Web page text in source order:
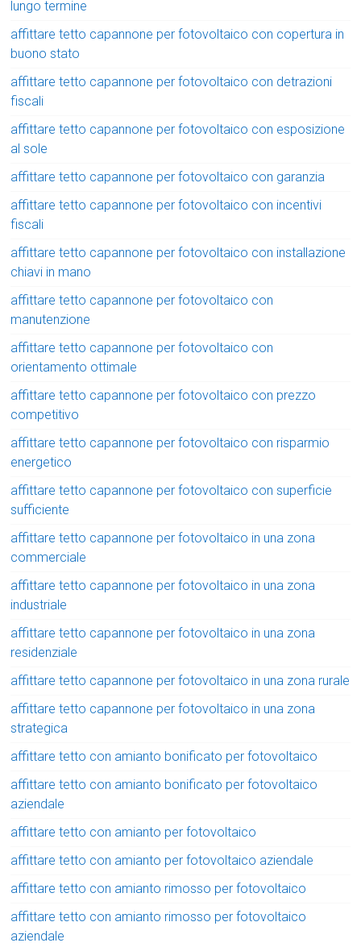
lungo termine
affittare tetto capannone per fotovoltaico con copertura in
buono stato
affittare tetto capannone per fotovoltaico con detrazioni
fiscali
affittare tetto capannone per fotovoltaico con esposizione
al sole
affittare tetto capannone per fotovoltaico con garanzia
affittare tetto capannone per fotovoltaico con incentivi
fiscali
affittare tetto capannone per fotovoltaico con installazione
chiavi in mano
affittare tetto capannone per fotovoltaico con
manutenzione
affittare tetto capannone per fotovoltaico con
orientamento ottimale
affittare tetto capannone per fotovoltaico con prezzo
competitivo
affittare tetto capannone per fotovoltaico con risparmio
energetico
affittare tetto capannone per fotovoltaico con superficie
sufficiente
affittare tetto capannone per fotovoltaico in una zona
commerciale
affittare tetto capannone per fotovoltaico in una zona
industriale
affittare tetto capannone per fotovoltaico in una zona
residenziale
affittare tetto capannone per fotovoltaico in una zona rurale
affittare tetto capannone per fotovoltaico in una zona
strategica
affittare tetto con amianto bonificato per fotovoltaico
affittare tetto con amianto bonificato per fotovoltaico
aziendale
affittare tetto con amianto per fotovoltaico
affittare tetto con amianto per fotovoltaico aziendale
affittare tetto con amianto rimosso per fotovoltaico
affittare tetto con amianto rimosso per fotovoltaico
aziendale